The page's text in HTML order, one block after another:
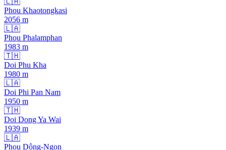
Phou Khaotongkasi
2056 m
🇱🇦
Phou Phalamphan
1983 m
🇹🇭
Doi Phu Kha
1980 m
🇱🇦
Doi Phi Pan Nam
1950 m
🇹🇭
Doi Dong Ya Wai
1939 m
🇱🇦
Phou Dông-Ngon